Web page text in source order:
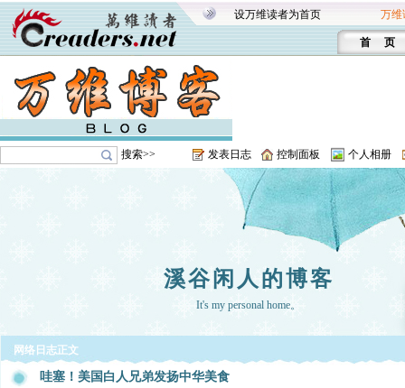
设万维读者为首页 万维
首 页
搜索>> 发表日志 控制面板 个人相册
溪谷闲人的博客
It's my personal home。
网络日志正文
哇塞！美国白人兄弟发扬中华美食